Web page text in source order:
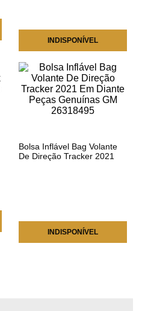
INDISPONÍVEL
Bolsa Inflável Bag Volante
De Direção Tracker 2021
INDISPONÍVEL